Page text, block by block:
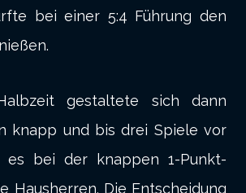
bei einer 5:4 Führung den
gestaltete sich dann
knapp und bis drei Spiele vor
es bei der knappen 1-Punkt-
Hausherren. Die Entscheidung